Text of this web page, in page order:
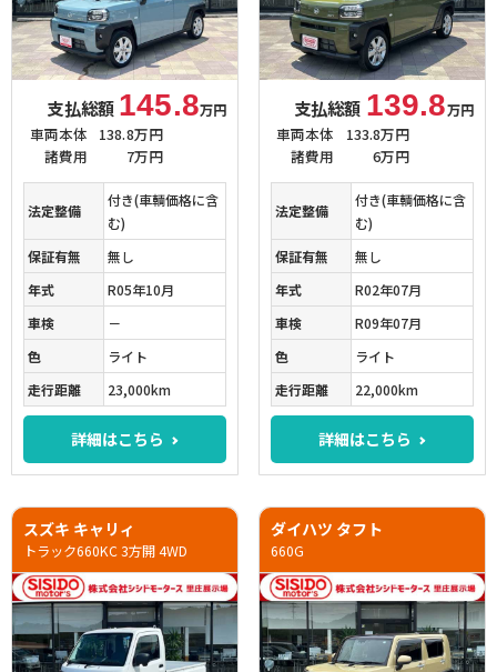
支払総額 145.8万円
車両本体
138.8万円
諸費用
7万円
法定整備
付き(車輌価格に含
む)
保証有無
無し
年式
R05年10月
車検
－
色
ライト
走行距離
23,000km
詳細はこちら
支払総額 139.8万円
車両本体
133.8万円
諸費用
6万円
法定整備
付き(車輌価格に含
む)
保証有無
無し
年式
R02年07月
車検
R09年07月
色
ライト
走行距離
22,000km
詳細はこちら
スズキ キャリィ
トラック660KC 3方開 4WD
ダイハツ タフト
660G